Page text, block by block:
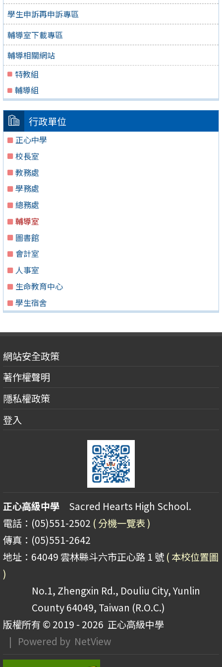
學生申訴再申訴專區
輔導室下載專區
輔導相關網站
特教組
輔導組
行政單位
正心中學
校長室
教務處
學務處
總務處
輔導室
圖書館
會計室
人事室
生命教育中心
學生宿舍
網站安全政策
著作權聲明
隱私權政策
登入
正心高級中學 Sacred Hearts High School.
電話：(05)551-2502 ( 分機一覽表 )
傳真：(05)551-2642
地址：64049 雲林縣斗六市正心路 1 號 ( 本校位置圖
)
No.1, Zhengxin Rd., Douliu City, Yunlin
County 64049, Taiwan (R.O.C.)
版權所有 © 2019 - 2026 正心高級中學
| Powered by NetView